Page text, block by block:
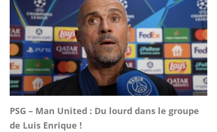
PSG – Man United : Du lourd dans le groupe
de Luis Enrique !